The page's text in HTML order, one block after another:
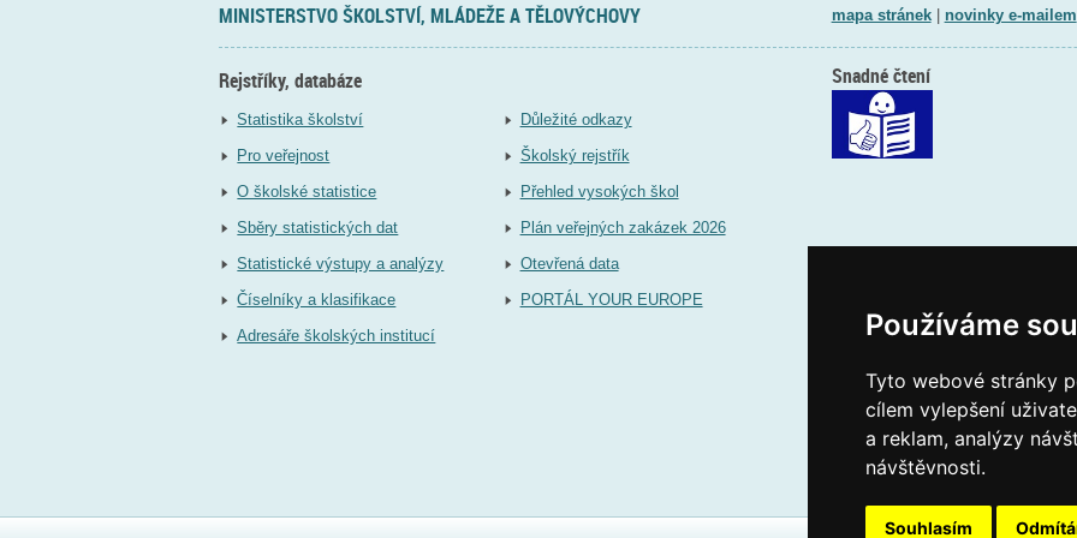
Používáme
Tyto webové stránky
cílem vylepšení
a reklam, analýzy
návštěvnosti.
Souhlasím
MINISTERSTVO ŠKOLSTVÍ, MLÁDEŽE A TĚLOVÝCHOVY mapa stránek| novinky e-mailem
Rejstříky, databáze
Statistika školství
Pro veřejnost
O školské statistice
Sběry statistických dat
Statistické výstupy a analýzy
Číselníky a klasifikace
Adresáře školských institucí
Důležité odkazy
Školský rejstřík
Přehled vysokých škol
Plán veřejných zakázek 2026
Otevřená data
PORTÁL YOUR EUROPE
Snadné čtení